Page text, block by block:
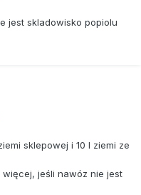
jest skladowisko popiolu
sklepowej i 10 l ziemi ze
więcej, jeśli nawóz nie jest